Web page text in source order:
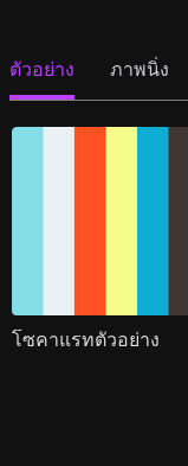
ตัวอย่าง ภาพนิ่ง
โซคาแรทตัวอย่าง